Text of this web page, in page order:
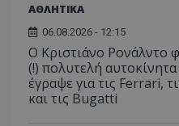
ΑΘΛΗΤΙΚΑ
06.08.2026 - 12:15
Ο Κριστιάνο Ρονάλντο
(!) πολυτελή
έγραψε για τις Ferrari,
και τις Bugatti